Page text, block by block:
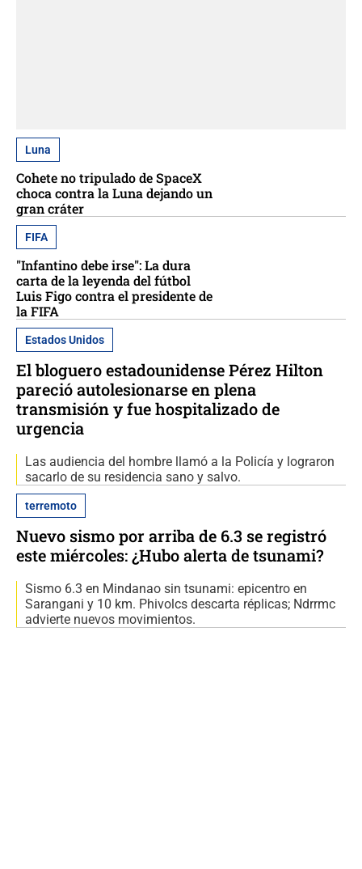
Luna
Cohete no tripulado de SpaceX
choca contra la Luna dejando un
gran cráter
FIFA
"Infantino debe irse": La dura
carta de la leyenda del fútbol
Luis Figo contra el presidente de
la FIFA
Estados Unidos
El bloguero estadounidense Pérez Hilton
pareció autolesionarse en plena
transmisión y fue hospitalizado de
urgencia
Las audiencia del hombre llamó a la Policía y lograron
sacarlo de su residencia sano y salvo.
terremoto
Nuevo sismo por arriba de 6.3 se registró
este miércoles: ¿Hubo alerta de tsunami?
Sismo 6.3 en Mindanao sin tsunami: epicentro en
Sarangani y 10 km. Phivolcs descarta réplicas; Ndrrmc
advierte nuevos movimientos.